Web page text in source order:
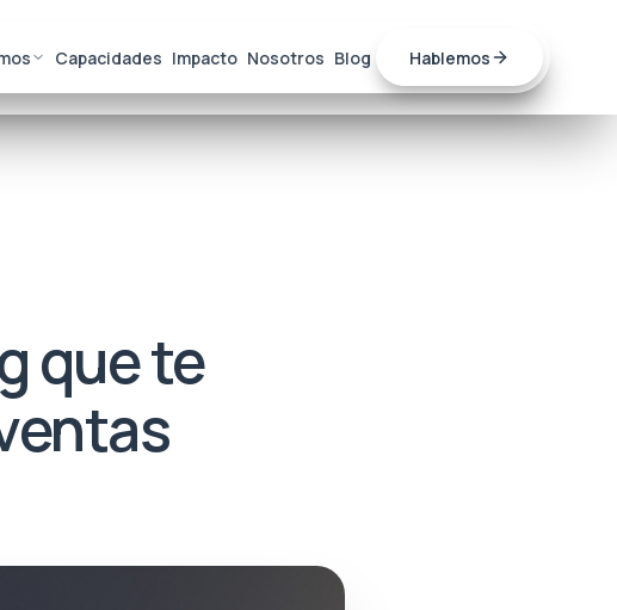
Capacidades Impacto Nosotros Blog Hablemos
que te